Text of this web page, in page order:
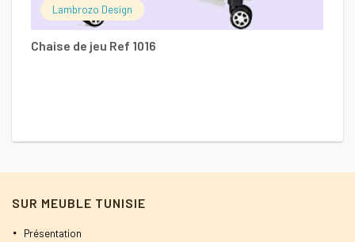
Lambrozo Design
Chaise de jeu Ref 1016
SUR MEUBLE TUNISIE
Présentation